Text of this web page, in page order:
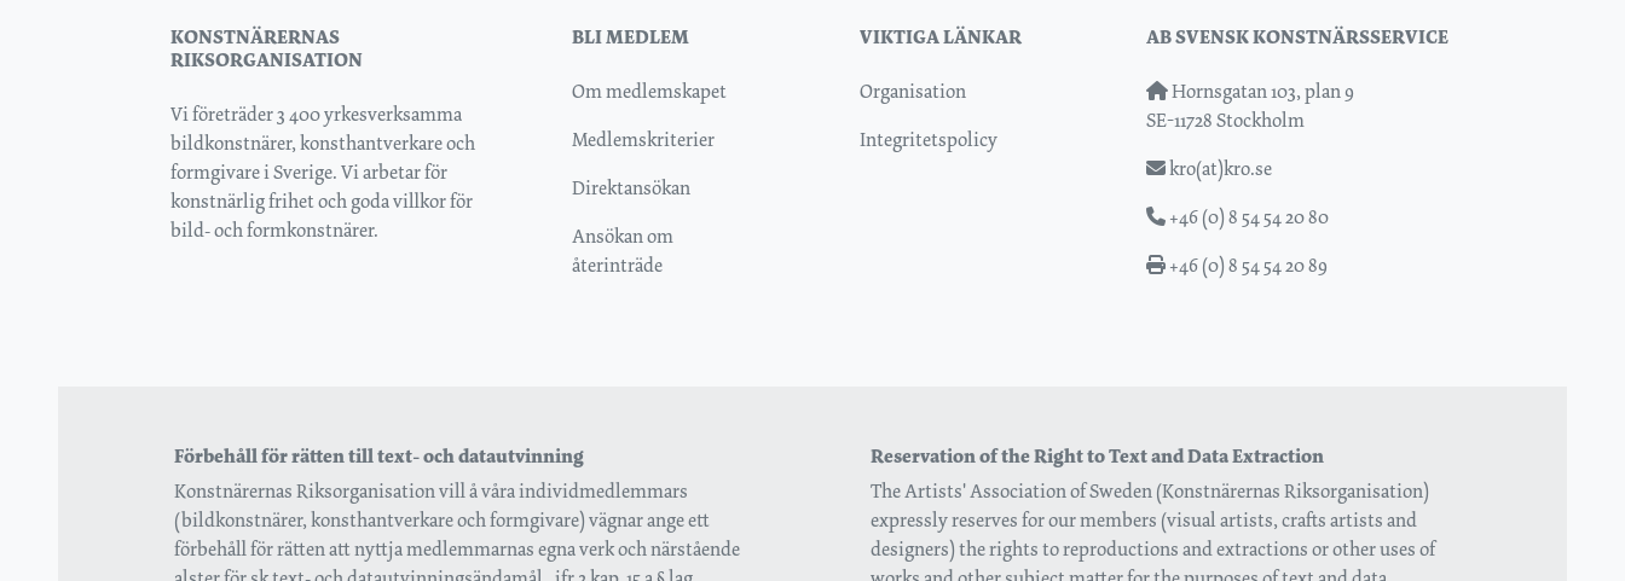
KONSTNÄRERNAS
RIKSORGANISATION
Vi företräder 3 400 yrkesverksamma
bildkonstnärer, konsthantverkare och
formgivare i Sverige. Vi arbetar för
konstnärlig frihet och goda villkor för
bild- och formkonstnärer.
BLI MEDLEM
Om medlemskapet
Medlemskriterier
Direktansökan
Ansökan om
återinträde
VIKTIGA LÄNKAR
Organisation
Integritetspolicy
AB SVENSK KONSTNÄRSSERVICE
Hornsgatan 103, plan 9
SE-11728 Stockholm
kro(at)kro.se
+46 (0) 8 54 54 20 80
+46 (0) 8 54 54 20 89
Förbehåll för rätten till text- och datautvinning
Konstnärernas Riksorganisation vill å våra individmedlemmars
(bildkonstnärer, konsthantverkare och formgivare) vägnar ange ett
förbehåll för rätten att nyttja medlemmarnas egna verk och närstående
Reservation of the Right to Text and Data Extraction
The Artists' Association of Sweden (Konstnärernas Riksorganisation)
expressly reserves for our members (visual artists, crafts artists and
designers) the rights to reproductions and extractions or other uses of